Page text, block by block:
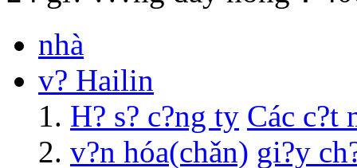
nhà
v? Hailin
H? s? c?ng ty Các c?t
v?n hóa(chǎn) gi?y